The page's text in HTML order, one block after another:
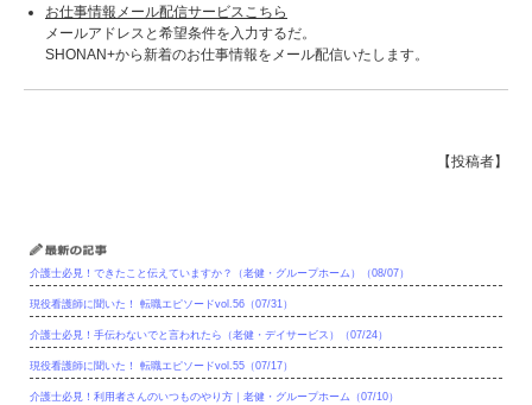
お仕事情報メール配信サービスこちら
メールアドレスと希望条件を入力するだ。
SHONAN+から新着のお仕事情報をメール配信いたします。
【投稿者】
最新の記事
介護士必見！できたこと伝えていますか？（老健・グループホーム）（08/07）
現役看護師に聞いた！ 転職エピソードvol.56（07/31）
介護士必見！手伝わないでと言われたら（老健・デイサービス）（07/24）
現役看護師に聞いた！ 転職エピソードvol.55（07/17）
介護士必見！利用者さんのいつものやり方｜老健・グループホーム（07/10）